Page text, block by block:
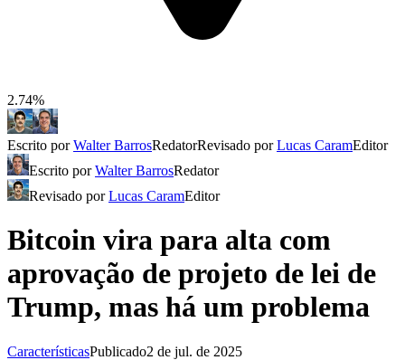
2.74%
Escrito porWalter BarrosRedatorRevisado porLucas CaramEditor
Escrito porWalter BarrosRedator
Revisado porLucas CaramEditor
Bitcoin vira para alta com
aprovação de projeto de lei de
Trump, mas há um problema
CaracterísticasPublicado2 de jul. de 2025